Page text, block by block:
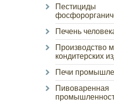
Пестициды
Печень
Производство
кондитерских
Печи
Пивоваренная